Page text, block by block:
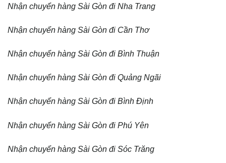
Nhận chuyển hàng Sài Gòn đi Nha Trang
Nhận chuyển hàng Sài Gòn đi Cần Thơ
Nhận chuyển hàng Sài Gòn đi Bình Thuận
Nhận chuyển hàng Sài Gòn đi Quảng Ngãi
Nhận chuyển hàng Sài Gòn đi Bình Định
Nhận chuyển hàng Sài Gòn đi Phú Yên
Nhận chuyển hàng Sài Gòn đi Sóc Trăng